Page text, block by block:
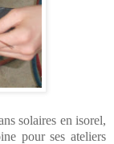
solaires en isorel,
pour ses ateliers